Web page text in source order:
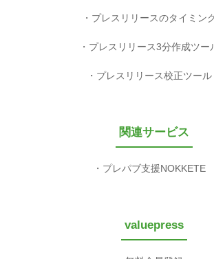
プレスリリースのタイミン
プレスリリース3分作成ツー
プレスリリース校正ツール
関連サービス
プレパブ支援NOKKETE
valuepress